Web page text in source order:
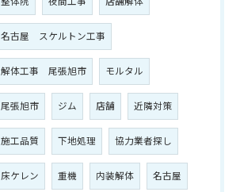
名古屋 スケルトン工事
解体工事 尾張旭市 モルタル
尾張旭市 ジム 店舗 近隣対策
施工品質 下地処理 協力業者探し
床ケレン 重機 内装解体 名古屋